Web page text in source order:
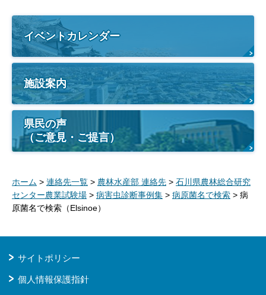
イベントカレンダー
施設案内
県民の声
（ご意見・ご提言）
ホーム > 連絡先一覧 > 農林水産部 連絡先 > 石川県農林総合研究
センター農業試験場 > 病害虫診断事例集 > 病原菌名で検索 > 病
原菌名で検索（Elsinoe）
サイトポリシー
個人情報保護指針